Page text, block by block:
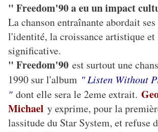
" Freedom'90 a eu un impact
La chanson entraînante abordait
l'identité, la croissance artistique
significative.
" Freedom'90 est surtout une
1990 sur l'album " Listen Without
" dont elle sera le 2eme extrait.
Michael y exprime, pour la
lassitude du Star System, et refuse